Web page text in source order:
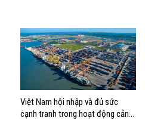
Việt Nam hội nhập và đủ sức
cạnh tranh trong hoạt động cảng